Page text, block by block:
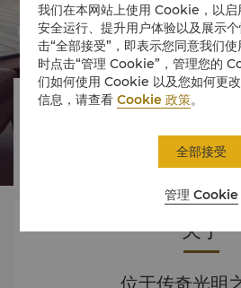
 
 
美食
关于
位于传奇光明
我们在本网站上使用 Cookie，以启
安全运行、提升用户体验以及展示
击“全部接受”，即表示您同意我们
时点击“管理 Cookie”，管理您的
们如何使用 Cookie 以及您如何更
信息，请查看Cookie 政策。
管理 Cookie
全部接受